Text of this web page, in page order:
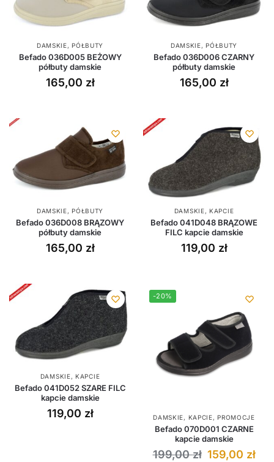
DAMSKIE,PÓŁBUTY
Befado 036D005 BEŻOWY
półbuty damskie
165,00 zł
DAMSKIE,PÓŁBUTY
Befado 036D006 CZARNY
półbuty damskie
165,00 zł
DAMSKIE,PÓŁBUTY
Befado 036D008 BRĄZOWY
półbuty damskie
165,00 zł
DAMSKIE,KAPCIE
Befado 041D048 BRĄZOWE
FILC kapcie damskie
119,00 zł
DAMSKIE,KAPCIE
Befado 041D052 SZARE FILC
kapcie damskie
119,00 zł
-20%
DAMSKIE, KAPCIE,PROMOCJE
Befado 070D001 CZARNE
kapcie damskie
199,00zł 159,00 zł